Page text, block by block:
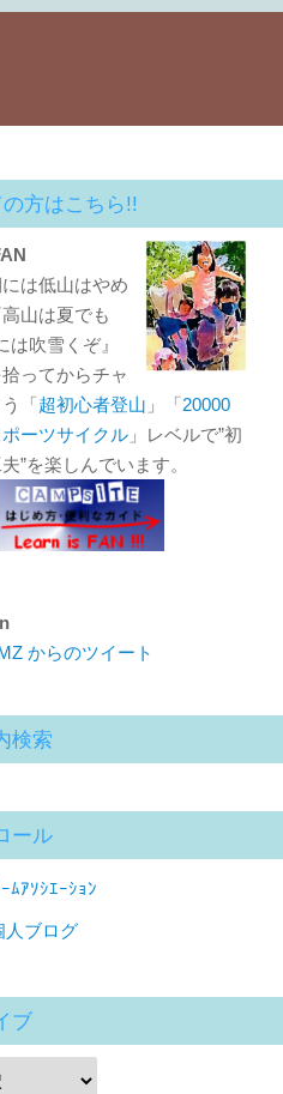
方はこちら!!
には低山はやめ
山は夏でも
は吹雪くぞ』
ってからチャ
「超初心者登山 」「20000
ーツサイクル 」レベルで”初
”を楽しんでいます。
からのツイート
検索
ール
ﾑｱｿｼｴｰｼｮﾝ
人ブログ
ブ